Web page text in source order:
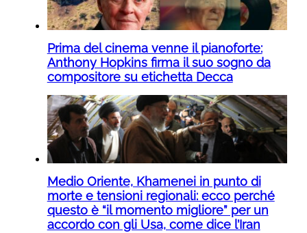
Prima del cinema venne il pianoforte:
Anthony Hopkins firma il suo sogno da
compositore su etichetta Decca
Medio Oriente, Khamenei in punto di
morte e tensioni regionali: ecco perché
questo è “il momento migliore” per un
accordo con gli Usa, come dice l’Iran